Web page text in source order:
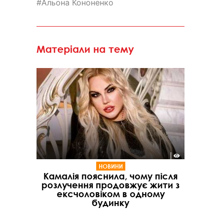
Альона Кононенко
Матеріали на тему
НОВИНИ
Камалія пояснила, чому після
розлучення продовжує жити з
ексчоловіком в одному
будинку